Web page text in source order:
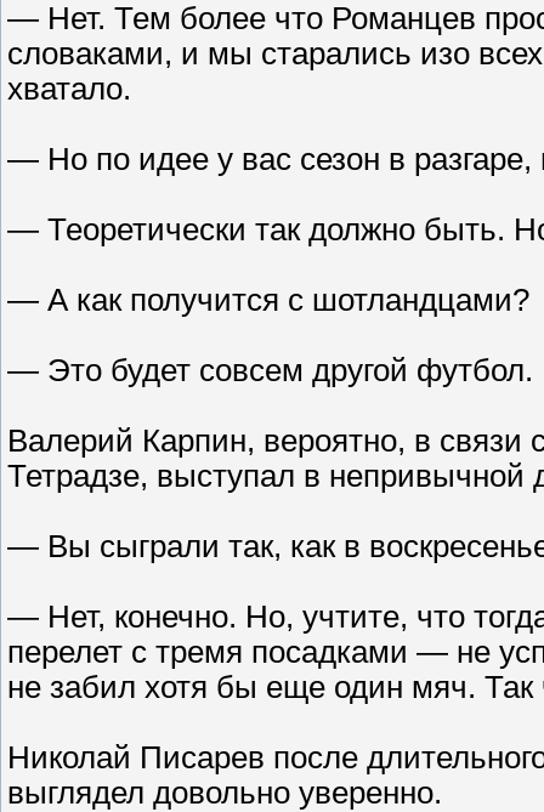
— Нет. Тем более что Романцев
словаками, и мы старались изо
хватало.
— Но по идее у вас сезон в
— Теоретически так должно быть.
— А как получится с шотландцами?
— Это будет совсем другой
Валерий Карпин, вероятно, в связи
Тетрадзе, выступал в непривычной
— Вы сыграли так, как в
— Нет, конечно. Но, учтите, что
перелет с тремя посадками — не
не забил хотя бы еще один мяч.
Николай Писарев после
выглядел довольно уверенно.